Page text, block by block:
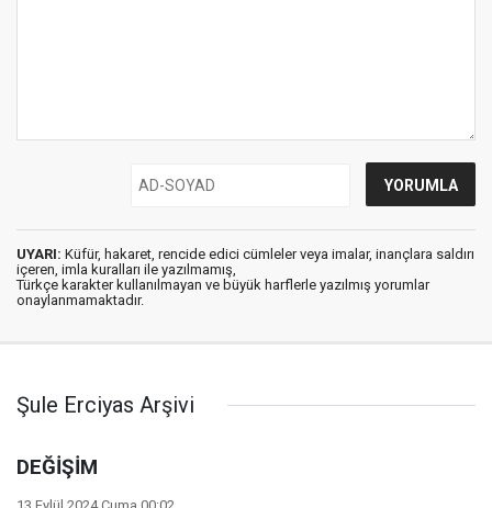
UYARI: Küfür, hakaret, rencide edici cümleler veya imalar, inançlara saldırı
içeren, imla kuralları ile yazılmamış,
Türkçe karakter kullanılmayan ve büyük harflerle yazılmış yorumlar
onaylanmamaktadır.
Şule Erciyas Arşivi
DEĞİŞİM